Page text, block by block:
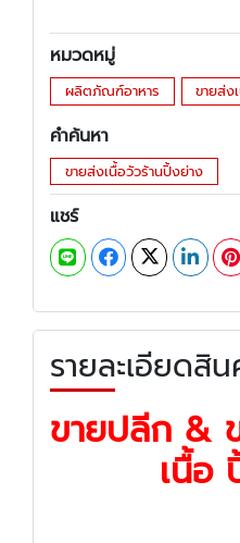
หมวดหมู่
ผลิตภัณฑ์อาหาร ขายส่ง
คำค้นหา
ขายส่งเนื้อวัวร้านปิ้งย่าง
แชร์
รายละเอียดสิน
ขายปลีก &
เนื้อ